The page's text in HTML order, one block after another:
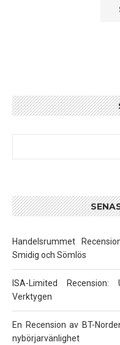
Handelsrummet
Smidig och Sömlös
ISA-Limited
Verktygen
En Recension av BT-
nybörjarvänlighet